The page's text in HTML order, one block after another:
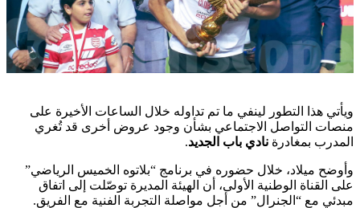
ويأتي هذا التطور لينفي ما تم تداوله خلال الساعات الأخيرة على
منصات التواصل الاجتماعي بشأن وجود عروض أخرى قد تُغري
المدرب بمغادرة نادي باب الجديد.
وأوضح ميلاد، خلال حضوره في برنامج “بلاتوه الخميس الرياضي”
على القناة الوطنية الأولى، أن الهيئة المديرة توصّلت إلى اتفاق
مبدئي مع “الجنرال” من أجل مواصلة التجربة الفنية مع الفريق.